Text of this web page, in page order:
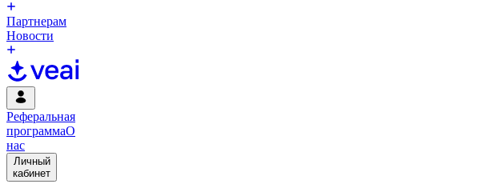
Партнерам
Новости
Реферальная
программаО
нас
Личный
кабинет